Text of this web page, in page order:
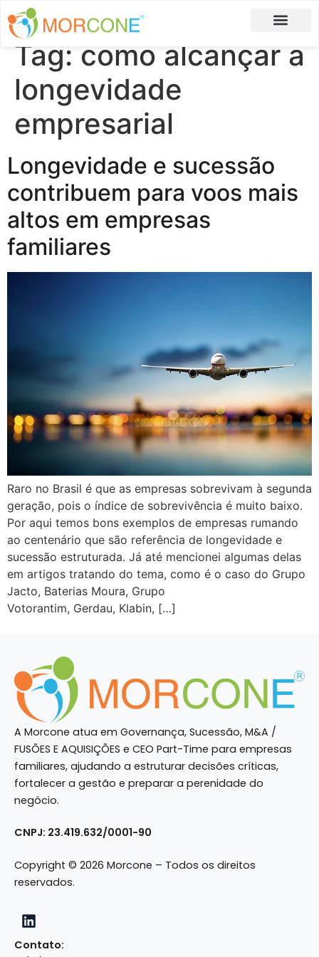
Tag: como alcançar a
longevidade
empresarial
Longevidade e sucessão
contribuem para voos mais
altos em empresas
familiares
Raro no Brasil é que as empresas sobrevivam à segunda
geração, pois o índice de sobrevivência é muito baixo.
Por aqui temos bons exemplos de empresas rumando
ao centenário que são referência de longevidade e
sucessão estruturada. Já até mencionei algumas delas
em artigos tratando do tema, como é o caso do Grupo
Jacto, Baterias Moura, Grupo
Votorantim, Gerdau, Klabin, […]
A Morcone atua em Governança, Sucessão, M&A /
FUSÕES E AQUISIÇÕES e CEO Part-Time para empresas
familiares, ajudando a estruturar decisões críticas,
fortalecer a gestão e preparar a perenidade do
negócio.
CNPJ: 23.419.632/0001-90
Copyright © 2026 Morcone – Todos os direitos
reservados.
Contato: